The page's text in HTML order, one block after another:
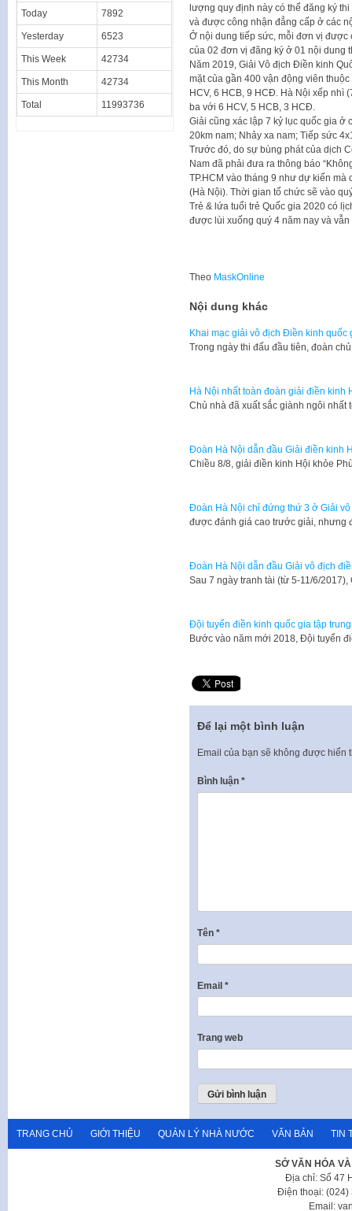
lượng quy định này có thể đăng ký
và được công nhận đẳng cấp ở các
Ở nội dung tiếp sức, mỗi đơn vị
của 02 đơn vị đăng ký ở 01 nội dung
Năm 2019, Giải Vô địch Điền kinh
mặt của gần 400 vận động viên
HCV, 6 HCB, 9 HCĐ. Hà Nội xếp nhì
ba với 6 HCV, 5 HCB, 3 HCĐ.
Giải cũng xác lập 7 kỷ lục quốc gia
20km nam; Nhảy xa nam; Tiếp sức
Trước đó, do sự bùng phát của dịch
Nam đã phải đưa ra thông báo
TP.HCM vào tháng 9 như dự kiến
(Hà Nội). Thời gian tổ chức sẽ vào
Trẻ & lứa tuổi trẻ Quốc gia 2020 có
được lùi xuống quý 4 năm nay và
Theo MaskOnline
Nội dung khác
Khai mạc giải vô địch Điền kinh quốc
Trong ngày thi đấu đầu tiên, đoàn
Hà Nội nhất toàn đoàn giải điền kinh
Chủ nhà đã xuất sắc giành ngôi
Đoàn Hà Nội dẫn đầu Giải điền kinh
Chiều 8/8, giải điền kinh Hội khỏe
Đoàn Hà Nội chỉ đứng thứ 3 ở Giải
được đánh giá cao trước giải, nhưng
Đoàn Hà Nội dẫn đầu Giải vô địch
Sau 7 ngày tranh tài (từ 5-11/6/
Đội tuyển điền kinh quốc gia tập
Bước vào năm mới 2018, Đội tuyển
Để lại một bình luận
Email của bạn sẽ không được hiển
Bình luận *
Tên *
Email *
Trang web
Today 7892
Yesterday 6523
This Week 42734
This Month 42734
Total 11993736
TRANG CHỦ GIỚI THIỆU QUẢN LÝ NHÀ NƯỚC VĂN BẢN TIN
SỞ VĂN HÓA
Địa chỉ: Số 47
Điện thoại: (024)
Email: